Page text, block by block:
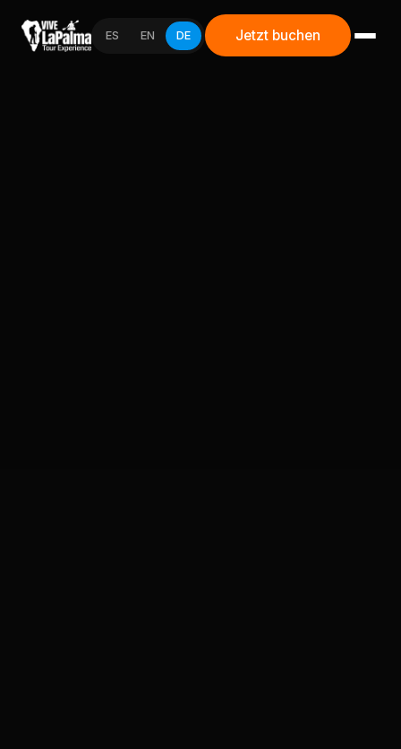
ES EN DE Jetzt buchen